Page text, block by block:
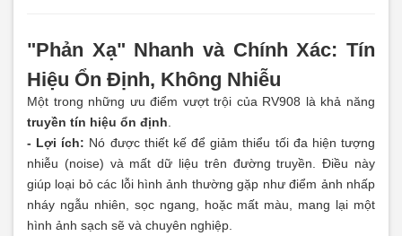
"Phản Xạ" Nhanh và Chính Xác: Tín
Hiệu Ổn Định, Không Nhiễu
Một trong những ưu điểm vượt trội của RV908 là khả năng
truyền tín hiệu ổn định
- Lợi ích: Nó được thiết kế để giảm thiểu tối đa hiện tượng
nhiễu (noise) và mất dữ liệu trên đường truyền. Điều này
giúp loại bỏ các lỗi hình ảnh thường gặp như điểm ảnh nhấp
nháy ngẫu nhiên, sọc ngang, hoặc mất màu, mang lại một
hình ảnh sạch sẽ và chuyên nghiệp.